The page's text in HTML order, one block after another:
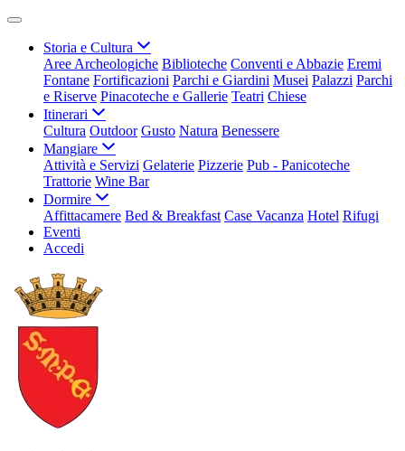
Storia e Cultura
Aree Archeologiche Biblioteche Conventi e Abbazie Eremi
Fontane Fortificazioni Parchi e Giardini Musei Palazzi Parchi
e Riserve Pinacoteche e Gallerie Teatri Chiese
Itinerari
Cultura Outdoor Gusto Natura Benessere
Mangiare
Attività e Servizi Gelaterie Pizzerie Pub - Panicoteche
Trattorie Wine Bar
Dormire
Affittacamere Bed & Breakfast Case Vacanza Hotel Rifugi
Eventi
Accedi